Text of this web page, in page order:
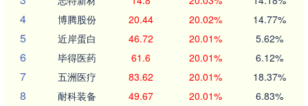
4 博腾股份 20.44 20.02% 14.77%
5 近岸蛋白 46.72 20.01% 5.62%
6 毕得医药 61.6 20.01% 6.12%
7 五洲医疗 83.62 20.01% 18.37%
8 耐科装备 49.67 20.01% 6.83%